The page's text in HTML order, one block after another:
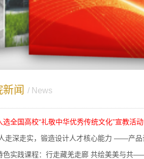
新闻 / News
选全国高校“礼敬中华优秀传统文化”宣教活动
走深走实，锻造设计人才核心能力 ——产品
色实践课程：行走藏羌走廊 共绘美美与共